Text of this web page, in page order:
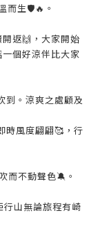
而生🛡🔥。
返🙌，大家開始
個好涼伴比大家
。涼爽之處顧及
時風度翩翩🥰，行
而不動聲色🔕。
山無論旅程有崎